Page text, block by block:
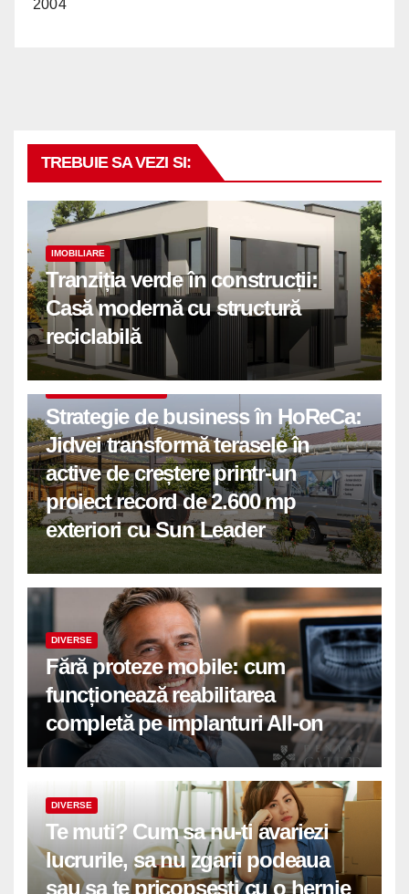
2004
TREBUIE SA VEZI SI:
IMOBILIARE
Tranziția verde în construcții:
Casă modernă cu structură
reciclabilă
Strategie de business în HoReCa:
Jidvei transformă terasele în
active de creștere printr-un
proiect record de 2.600 mp
exteriori cu Sun Leader
DIVERSE
Fără proteze mobile: cum
funcționează reabilitarea
completă pe implanturi All-on
DIVERSE
Te muti? Cum sa nu-ti avariezi
lucrurile, sa nu zgarii podeaua
sau sa te pricopsesti cu o hernie